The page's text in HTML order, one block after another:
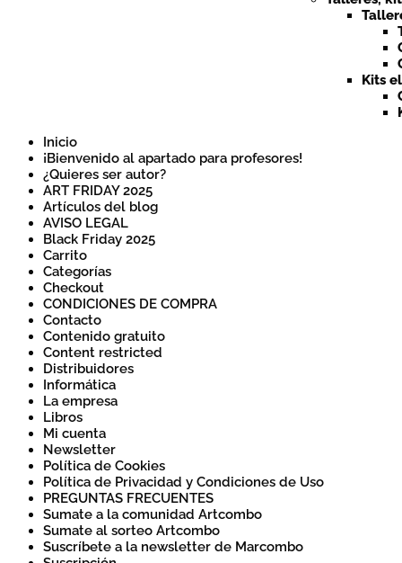
Kits
Inicio
¡Bienvenido al apartado para profesores!
¿Quieres ser autor?
ART FRIDAY 2025
Artículos del blog
AVISO LEGAL
Black Friday 2025
Carrito
Categorías
Checkout
CONDICIONES DE COMPRA
Contacto
Contenido gratuito
Content restricted
Distribuidores
Informática
La empresa
Libros
Mi cuenta
Newsletter
Política de Cookies
Política de Privacidad y Condiciones de Uso
PREGUNTAS FRECUENTES
Sumate a la comunidad Artcombo
Sumate al sorteo Artcombo
Suscríbete a la newsletter de Marcombo